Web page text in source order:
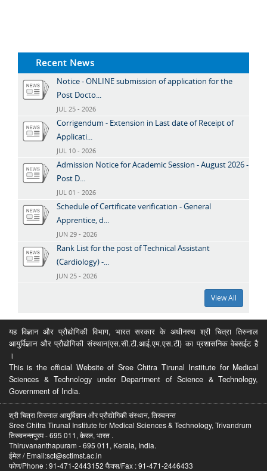
Recent News
Notice - ONLINE submission of application for the
Post Docto...
JUL 25 - 2026
Corrigendum - Extension in Last date of Receipt of
Applicati...
JUL 10 - 2026
Admission Notice for Academic Session - August 2026 -
Post D...
JUL 01 - 2026
Schedule of Certificate verification - General
Apprentice, d...
JUN 29 - 2026
Rank List for the post of Technical Assistant
(Cardiology) -...
JUN 25 - 2026
View All
यह विज्ञान और प्रौद्योगिकी विभाग, भारत सरकार के अधीनस्थ श्री चित्रा तिरुनाल
आयुर्विज्ञान और प्रौद्योगिकी संस्थान(एस.सी.टी.आई.एम.एस.टी) का प्रशासनिक वेबसईट है
।
This is the official Website of Sree Chitra Tirunal Institute for Medical
Sciences & Technology under Department of Science & Technology,
Government of India.
श्री चित्रा तिरुनाल आयुर्विज्ञान और प्रौद्योगिकी संस्थान, तिरुवनन्त
Sree Chitra Tirunal Institute for Medical Sciences & Technology, Trivandrum
तिरुवनन्तपुरम - 695 011, केरल, भारत .
Thiruvananthapuram - 695 011, Kerala, India.
ईमेल / Email:sct@sctimst.ac.in
फोण/Phone : 91-471-2443152 फैक्स/Fax : 91-471-2446433